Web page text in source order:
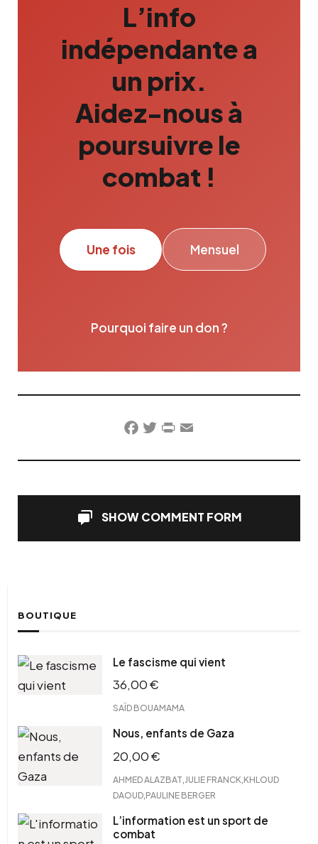
L’info
indépendante a
un prix.
Aidez-nous à
poursuivre le
combat !
Une fois Mensuel
Pourquoi faire un don ?
Facebook
TwitterPrintFriendly
Email
SHOW COMMENT FORM
BOUTIQUE
Le fascisme qui vient
36,00€
SAÏD BOUAMAMA
Nous, enfants de Gaza
20,00€
AHMED ALAZBAT JULIE FRANCK KHLOUD
DAOUD PAULINE BERGER
L’information est un sport de
combat